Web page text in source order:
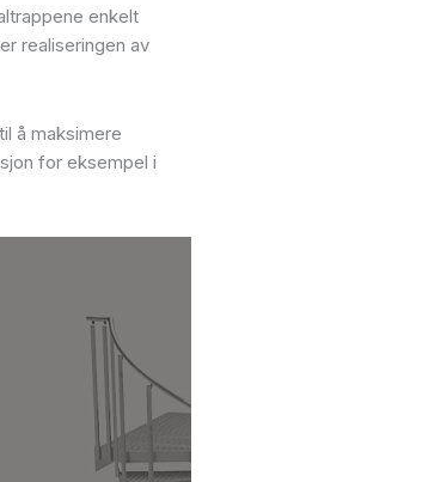
enkelt
realiseringen av
å maksimere
for eksempel i